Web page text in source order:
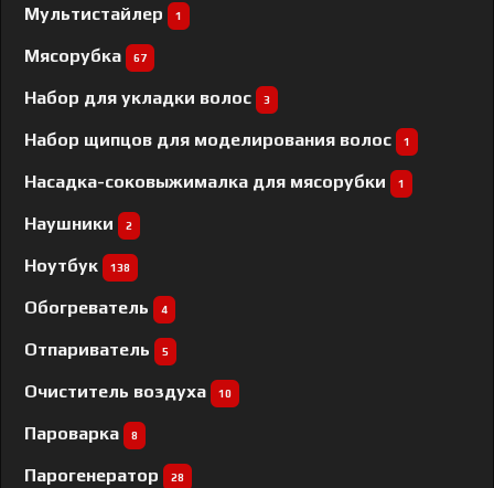
Мультистайлер 1
Мясорубка 67
Набор для укладки волос 3
Набор щипцов для моделирования волос 1
Насадка-соковыжималка для мясорубки 1
Наушники 2
Ноутбук 138
Обогреватель 4
Отпариватель 5
Очиститель воздуха 10
Пароварка 8
Парогенератор 28